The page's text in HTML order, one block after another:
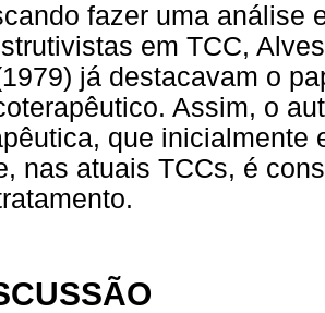
fazer uma análise
em TCC,
já destacavam o
Assim, o
que inicialmente
nas atuais TCCs, é